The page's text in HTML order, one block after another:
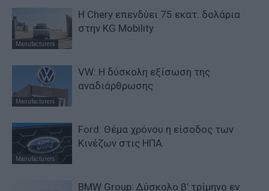
Manufacturers
Η Chery επενδύει 75 εκατ. δολάρια
στην KG Mobility
Manufacturers
VW: Η δύσκολη εξίσωση της
αναδιάρθρωσης
Manufacturers
Ford: Θέμα χρόνου η είσοδος των
Κινέζων στις ΗΠΑ
BMW Group: Δύσκολο β’ τρίμηνο εν